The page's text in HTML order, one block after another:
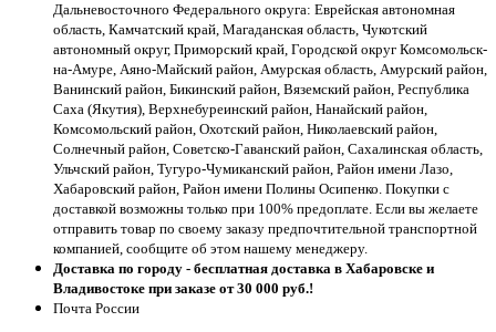
Дальневосточного Федерального округа: Еврейская автономная
область, Камчатский край, Магаданская область, Чукотский
автономный округ, Приморский край, Городской округ Комсомольск-
на-Амуре, Аяно-Майский район, Амурская область, Амурский район,
Ванинский район, Бикинский район, Вяземский район, Республика
Саха (Якутия), Верхнебуреинский район, Нанайский район,
Комсомольский район, Охотский район, Николаевский район,
Солнечный район, Советско-Гаванский район, Сахалинская область,
Ульчский район, Тугуро-Чумиканский район, Район имени Лазо,
Хабаровский район, Район имени Полины Осипенко. Покупки с
доставкой возможны только при 100% предоплате. Если вы желаете
отправить товар по своему заказу предпочтительной транспортной
компанией, сообщите об этом нашему менеджеру.
Доставка по городу - бесплатная доставка в Хабаровске и
Владивостоке при заказе от 30 000 руб.!
Почта России